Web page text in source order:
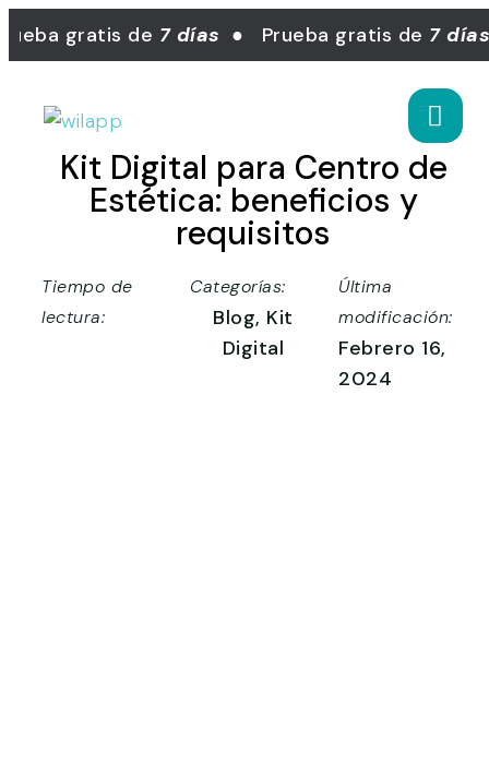
gratis de7 días ● Prueba gratis de7 días
Kit Digital para Centro de
Estética: beneficios y
requisitos
Tiempo de
lectura:
Categorías:
Blog, Kit
Digital
Última
modificación:
Febrero 16,
2024